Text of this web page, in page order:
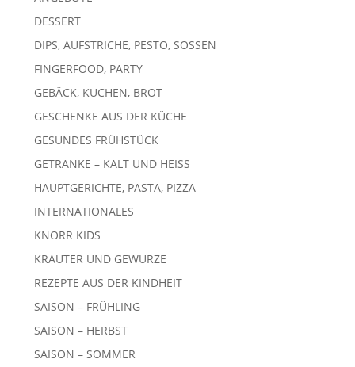
DESSERT
DIPS, AUFSTRICHE, PESTO, SOSSEN
FINGERFOOD, PARTY
GEBÄCK, KUCHEN, BROT
GESCHENKE AUS DER KÜCHE
GESUNDES FRÜHSTÜCK
GETRÄNKE – KALT UND HEISS
HAUPTGERICHTE, PASTA, PIZZA
INTERNATIONALES
KNORR KIDS
KRÄUTER UND GEWÜRZE
REZEPTE AUS DER KINDHEIT
SAISON – FRÜHLING
SAISON – HERBST
SAISON – SOMMER